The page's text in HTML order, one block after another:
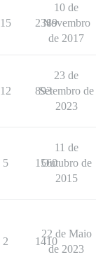
15 2389
10 de
Novembro
de 2017
12 893
23 de
Setembro de
2023
5 1560
11 de
Outubro de
2015
2 1410
22 de Maio
de 2023